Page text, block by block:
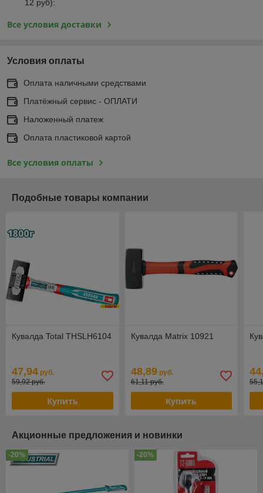
12 руб):
Все условия доставки
Условия оплаты
Оплата наличными средствами
Платёжный сервис - ОПЛАТИ
Наложенный платеж
Оплата пластиковой картой
Все условия оплаты
Подобные товары компании
Кувалда Total THSLH6104
47,94 руб.
59,92 руб.
Купить
Кувалда Matrix 10921
48,89руб.
61,11 руб.
Купить
Акционные предложения и новинки
-20% -20%